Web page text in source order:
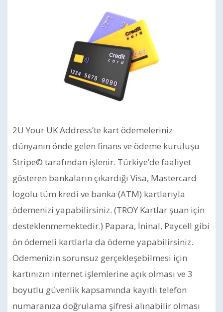
2U Your UK Address’te kart ödemeleriniz
dünyanın önde gelen finans ve ödeme kuruluşu
Stripe© tarafından işlenir. Türkiye’de faaliyet
gösteren bankaların çıkardığı Visa, Mastercard
logolu tüm kredi ve banka (ATM) kartlarıyla
ödemenizi yapabilirsiniz. (TROY Kartlar şuan için
desteklenmemektedir.) Papara, İninal, Paycell gibi
ön ödemeli kartlarla da ödeme yapabilirsiniz.
Ödemenizin sorunsuz gerçekleşebilmesi için
kartınızın internet işlemlerine açık olması ve 3
boyutlu güvenlik kapsamında kayıtlı telefon
numaranıza doğrulama şifresi alınabilir olması